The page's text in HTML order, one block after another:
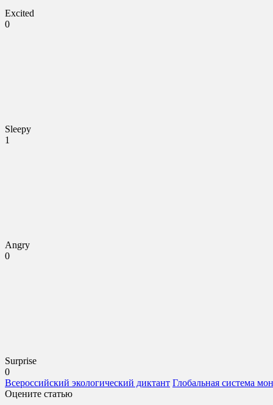
Excited
0
Sleepy
1
Angry
0
Surprise
0
Всероссийский экологический диктант Глобальная система
Оцените статью